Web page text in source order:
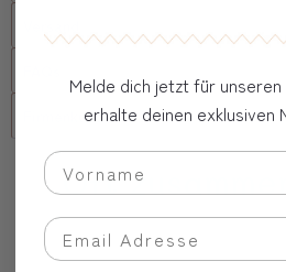
Firmenkunde
Oft
Melde dich jetzt für
erhalte deinen exklusiven